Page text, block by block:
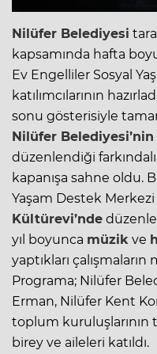
Nilüfer Belediyesi
kapsamında hafta
Ev Engelliler Sosyal
katılımcılarının
sonu gösterisiyle
Nilüfer Belediyesi’nin
düzenlendiği
kapanışa sahne oldu.
Yaşam Destek Merkezi
Kültürevi’nde
yıl boyunca müzik ve
yaptıkları
Programa; Nilüfer
Erman, Nilüfer Kent
toplum kuruluşlarının
birey ve aileleri katıldı.